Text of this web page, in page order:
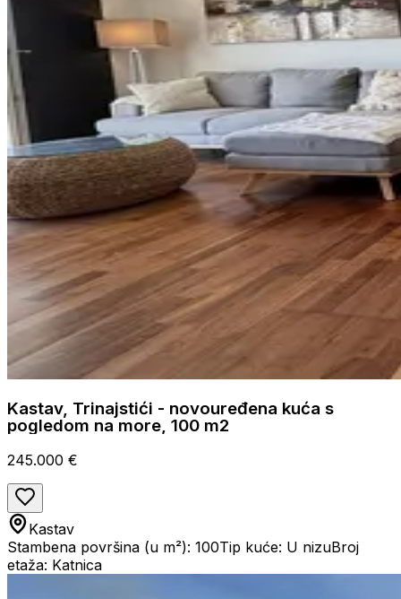
Kastav, Trinajstići - novouređena kuća s
pogledom na more, 100 m2
245.000 €
Kastav
Stambena površina (u m²): 100Tip kuće: U nizuBroj
etaža: Katnica